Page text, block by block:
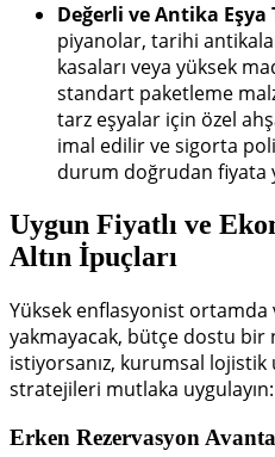
Değerli ve Antika Eşya
piyanolar, tarihi
kasaları veya yüksek
standart paketleme
tarz eşyalar için özel
imal edilir ve sigorta
durum doğrudan fiyata
Uygun Fiyatlı ve
Altın İpuçları
Yüksek enflasyonist ortamda
yakmayacak, bütçe dostu
istiyorsanız, kurumsal lojistik
stratejileri mutlaka uygulayın:
Erken Rezervasyon